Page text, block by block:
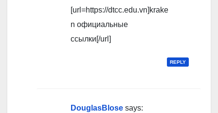
[url=https://dtcc.edu.vn]krake
n официальные
ссылки[/url]
REPLY
DouglasBlose says: